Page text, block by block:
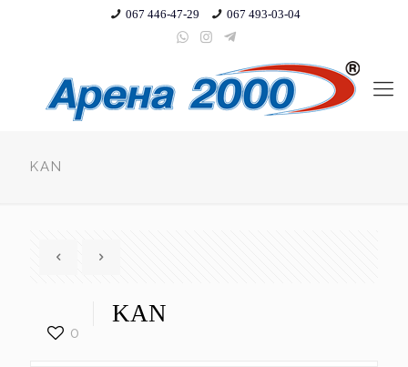
067 446-47-29 067 493-03-04
KAN
0
KAN